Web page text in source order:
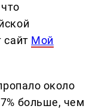
сайт Мой
около
больше, чем